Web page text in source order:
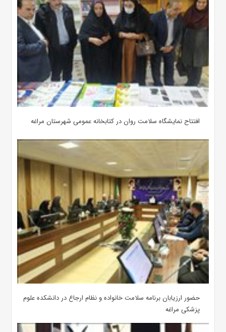
افتتاح نمایشگاه سلامت روان در کتابخانه عمومی شهرستان مراغه
حضور ارزیابان برنامه سلامت خانواده و نظام ارجاع در دانشکده علوم
پزشکی مراغه